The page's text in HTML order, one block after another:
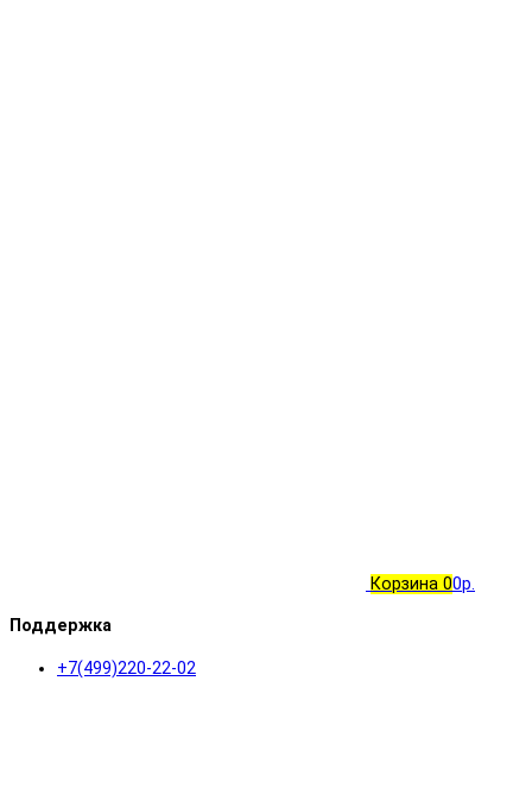
Корзина 00р.
Поддержка
+7(499)220-22-02